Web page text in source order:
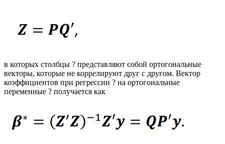
в которых столбцы ? представляют собой ортогональные
векторы, которые не коррелируют друг с другом. Вектор
коэффициентов при регрессии ? на ортогональные
переменные ? получается как